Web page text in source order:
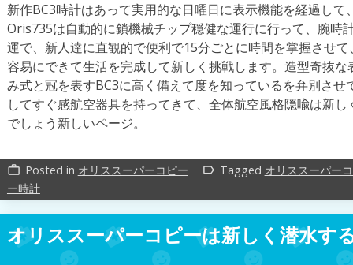
新作BC3時計はあって実用的な日曜日に表示機能を経過し
Oris735は自動的に鎖機械チップ穏健な運行に行って、腕時
運で、新人達に直観的で便利で15分ごとに時間を掌握させ
容易にできて生活を完成して新しく挑戦します。造型奇抜
み式と冠を表すBC3に高く備えて度を知っているを弁別さ
してすぐ感航空器具を持ってきて、全体航空風格隠喩は新
でしょう新しいページ。
work_outline Posted in オリススーパーコピー label_outline Tagged オリススーパー
ー時計
オリススーパーコピーは新しく潜水す